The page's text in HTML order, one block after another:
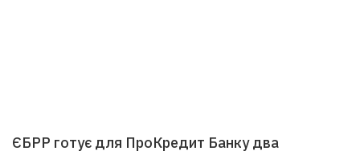
ЄБРР готує для ПроКредит Банку два